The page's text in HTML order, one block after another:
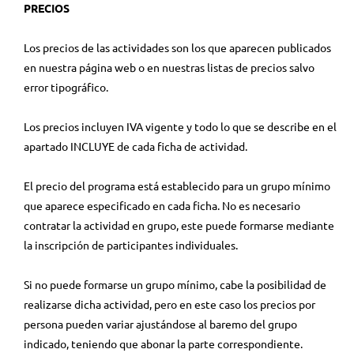
PRECIOS
Los precios de las actividades son los que aparecen publicados
en nuestra página web o en nuestras listas de precios salvo
error tipográfico.
Los precios incluyen IVA vigente y todo lo que se describe en el
apartado INCLUYE de cada ficha de actividad.
El precio del programa está establecido para un grupo mínimo
que aparece especificado en cada ficha. No es necesario
contratar la actividad en grupo, este puede formarse mediante
la inscripción de participantes individuales.
Si no puede formarse un grupo mínimo, cabe la posibilidad de
realizarse dicha actividad, pero en este caso los precios por
persona pueden variar ajustándose al baremo del grupo
indicado, teniendo que abonar la parte correspondiente.